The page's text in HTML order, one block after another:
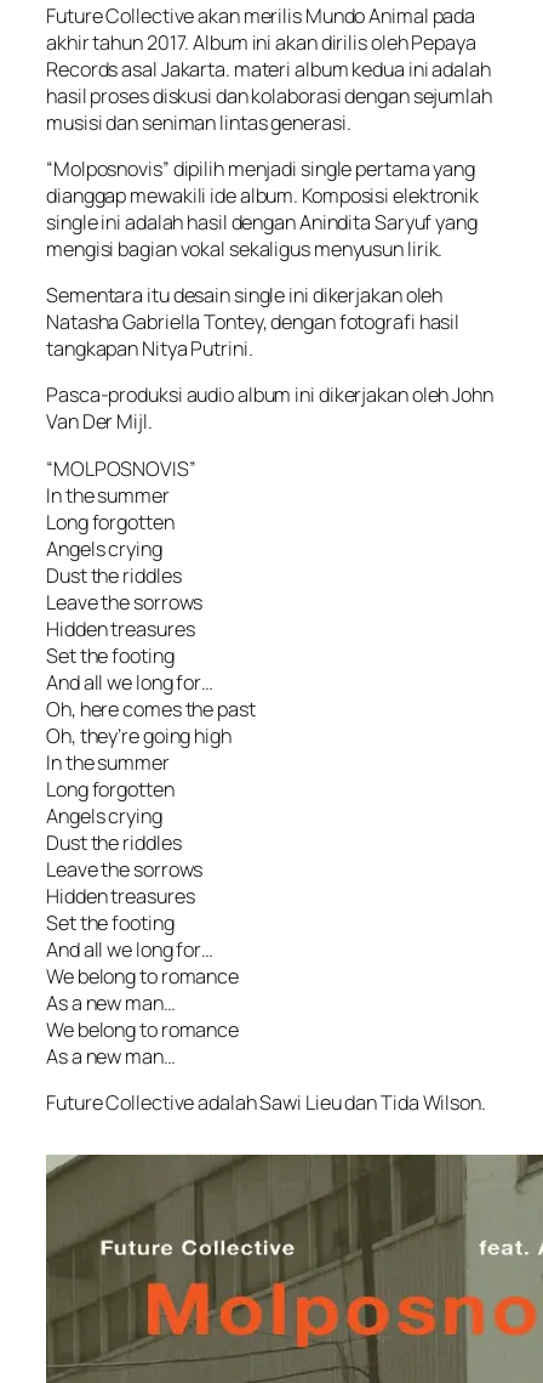
Future Collective akan merilis Mundo Animal pada
akhir tahun 2017. Album ini akan dirilis oleh Pepaya
Records asal Jakarta. materi album kedua ini adalah
hasil proses diskusi dan kolaborasi dengan sejumlah
musisi dan seniman lintas generasi.
“Molposnovis” dipilih menjadi single pertama yang
dianggap mewakili ide album. Komposisi elektronik
single ini adalah hasil dengan Anindita Saryuf yang
mengisi bagian vokal sekaligus menyusun lirik.
Sementara itu desain single ini dikerjakan oleh
Natasha Gabriella Tontey, dengan fotografi hasil
tangkapan Nitya Putrini.
Pasca-produksi audio album ini dikerjakan oleh John
Van Der Mijl.
“MOLPOSNOVIS”
In the summer
Long forgotten
Angels crying
Dust the riddles
Leave the sorrows
Hidden treasures
Set the footing
And all we long for…
Oh, here comes the past
Oh, they’re going high
In the summer
Long forgotten
Angels crying
Dust the riddles
Leave the sorrows
Hidden treasures
Set the footing
And all we long for…
We belong to romance
As a new man…
We belong to romance
As a new man…
Future Collective adalah Sawi Lieu dan Tida Wilson.